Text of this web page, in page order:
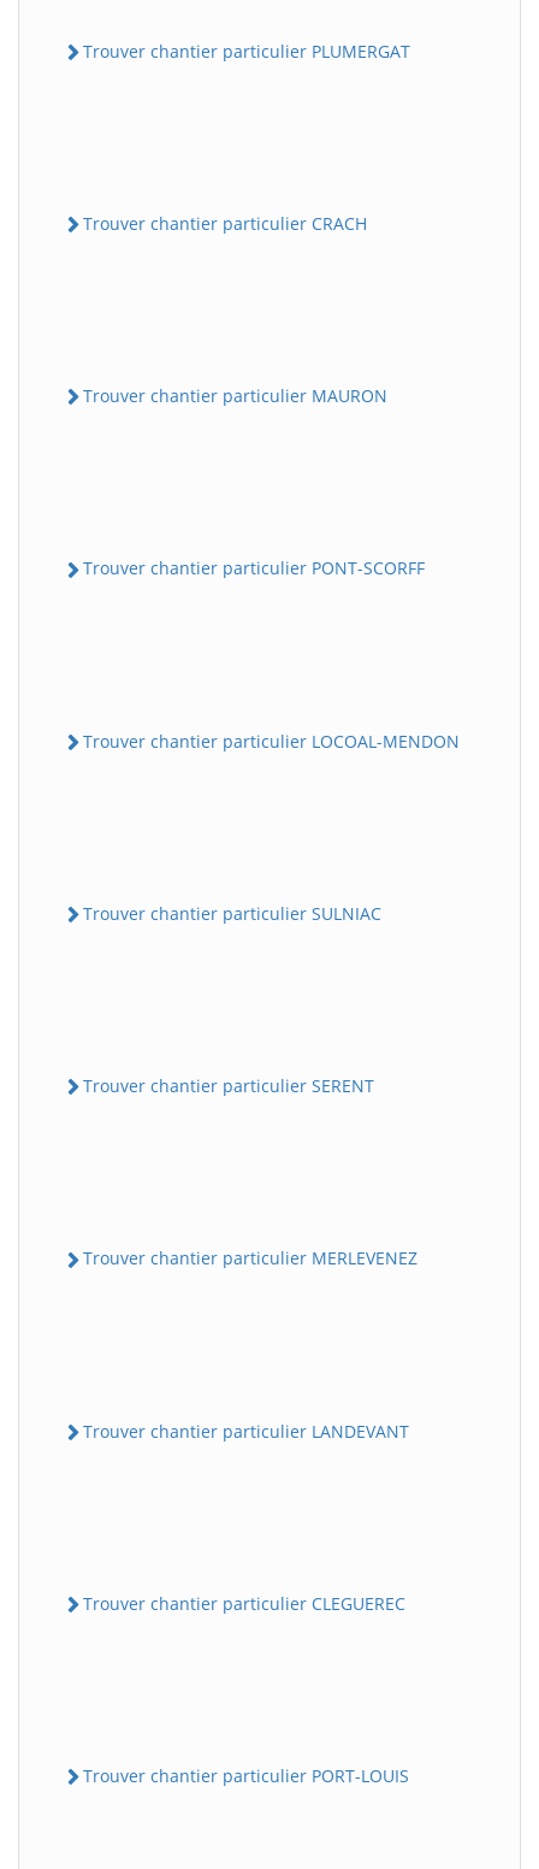
Trouver chantier particulier PLUMERGAT
Trouver chantier particulier CRACH
Trouver chantier particulier MAURON
Trouver chantier particulier PONT-SCORFF
Trouver chantier particulier LOCOAL-MENDON
Trouver chantier particulier SULNIAC
Trouver chantier particulier SERENT
Trouver chantier particulier MERLEVENEZ
Trouver chantier particulier LANDEVANT
Trouver chantier particulier CLEGUEREC
Trouver chantier particulier PORT-LOUIS